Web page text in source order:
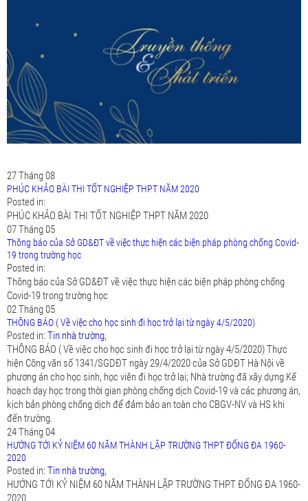
27Tháng 08
PHÚC KHẢO BÀI THI TỐT NGHIỆP THPT NĂM 2020
Posted in:
PHÚC KHẢO BÀI THI TỐT NGHIỆP THPT NĂM 2020
07Tháng 05
Thông báo của Sở GD&ĐT về việc thực hiện các biện pháp phòng chống Covid-
19 trong trường học
Posted in:
Thông báo của Sở GD&ĐT về việc thực hiện các biện pháp phòng chống
Covid-19 trong trường học
02Tháng 05
THÔNG BÁO ( Về việc cho học sinh đi học trở lại từ ngày 4/5/2020)
Posted in: Tin nhà trường,
THÔNG BÁO ( Về việc cho học sinh đi học trở lại từ ngày 4/5/2020) Thực
hiện Công văn số 1341/SGDĐT ngày 29/4/2020 của Sở GDĐT Hà Nội về
phương án cho học sinh, học viên đi học trở lại; Nhà trường đã xây dựng Kế
hoạch dạy học trong thời gian phòng chống dịch Covid-19 và các phương án,
kịch bản phòng chống dịch để đảm bảo an toàn cho CBGV-NV và HS khi
đến trường.
24Tháng 04
HƯỚNG TỚI KỶ NIỆM 60 NĂM THÀNH LẬP TRƯỜNG THPT ĐỐNG ĐA 1960-
2020
Posted in: Tin nhà trường,
HƯỚNG TỚI KỶ NIỆM 60 NĂM THÀNH LẬP TRƯỜNG THPT ĐỐNG ĐA 1960-
2020